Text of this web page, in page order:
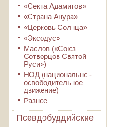
«Секта Адамитов»
«Страна Анура»
«Церковь Солнца»
«Эксодус»
Маслов («Союз
Сотворцов Святой
Руси»)
НОД (национально -
освободительное
движение)
Разное
Псевдобуддийские